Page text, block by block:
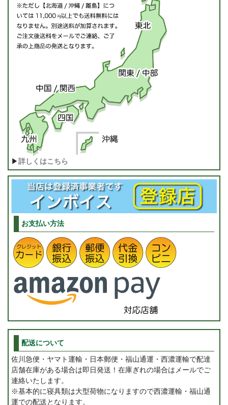
▶詳しくはこちら
お支払い方法
配送について
佐川急便・ヤマト運輸・日本郵便・福山通運・西濃運輸で配達
店舗在庫がある場合は即日発送！在庫ぎれの場合はメールでご
連絡いたします。
※基本的に寝具類は大型荷物になりますので西濃運輸・福山通
運での配送となります。